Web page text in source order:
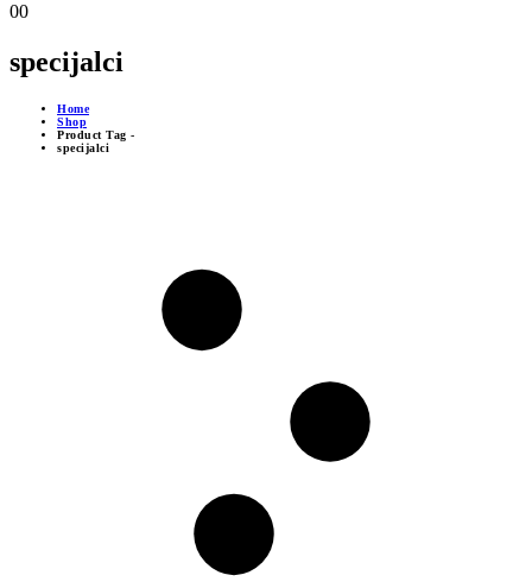
00
specijalci
Home
Shop
Product Tag -
specijalci